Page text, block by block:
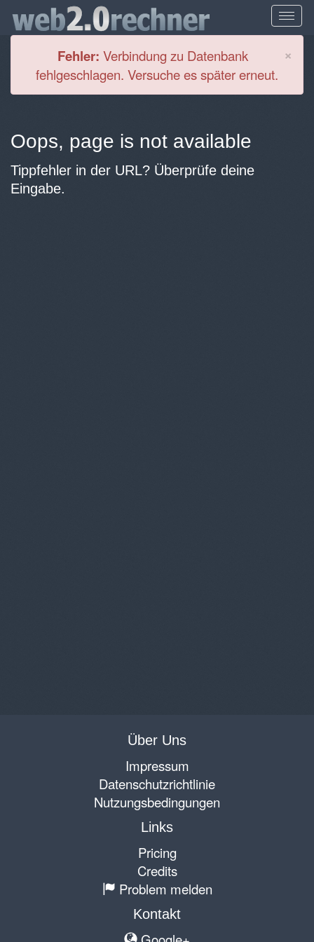
×
Fehler: Verbindung zu Datenbank
fehlgeschlagen. Versuche es später erneut.
Oops, page is not available
Tippfehler in der URL? Überprüfe deine
Eingabe.
Über Uns
Impressum
Datenschutzrichtlinie
Nutzungsbedingungen
Links
Pricing
Credits
Problem melden
Kontakt